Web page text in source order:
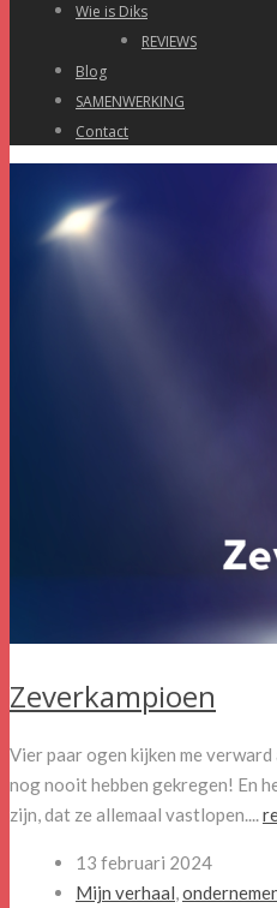
Wie is Diks
REVIEWS
Blog
SAMENWERKING
Contact
Zeverkampioen
Vier paar ogen kijken me
nog nooit hebben gekregen! En
zijn, dat ze allemaal vastlopen....
13 februari 2024
Mijn verhaal,